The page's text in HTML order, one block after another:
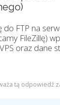
FTP na
FileZillę)
oraz dane
tą odpowiedź